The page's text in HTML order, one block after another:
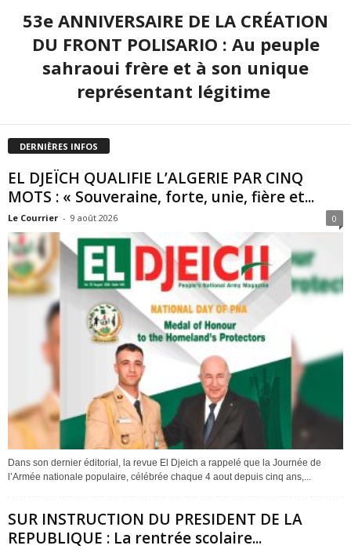
53e ANNIVERSAIRE DE LA CRÉATION
DU FRONT POLISARIO : Au peuple
sahraoui frère et à son unique
représentant légitime
DERNIÈRES INFOS
EL DJEÏCH QUALIFIE L’ALGERIE PAR CINQ
MOTS : « Souveraine, forte, unie, fière et...
Le Courrier - 9 août 2026 0
Dans son dernier éditorial, la revue El Djeich a rappelé que la Journée de
l’Armée nationale populaire, célébrée chaque 4 aout depuis cinq ans,...
SUR INSTRUCTION DU PRESIDENT DE LA
REPUBLIQUE : La rentrée scolaire...